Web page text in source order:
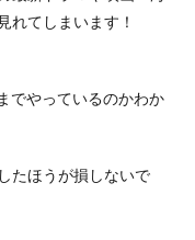
れてしまいます！
でやっているのかわか
たほうが損しないで